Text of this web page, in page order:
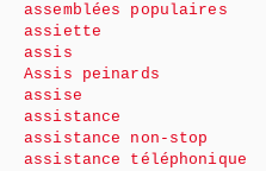
assemblées populaires
assiette
assis
Assis peinards
assise
assistance
assistance non-stop
assistance téléphonique